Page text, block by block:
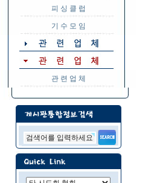
피 싱 클 럽
기 수 모 임
관 련 업 체